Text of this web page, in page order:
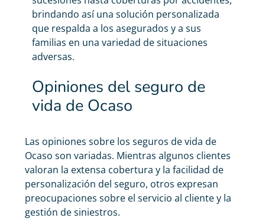
brindando así una solución personalizada
que respalda a los asegurados y a sus
familias en una variedad de situaciones
adversas.
Opiniones del seguro de
vida de Ocaso
Las opiniones sobre los seguros de vida de
Ocaso son variadas. Mientras algunos clientes
valoran la extensa cobertura y la facilidad de
personalización del seguro, otros expresan
preocupaciones sobre el servicio al cliente y la
gestión de siniestros.